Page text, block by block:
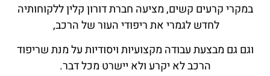
במקרי קרעים קשים, מציעה חברת דורון קלין ללקוחותיה
לחדש לגמרי את ריפודי העור של הרכב,
וגם גם מבצעת עבודה מקצועיות ויסודיות על מנת שריפוד
הרכב לא יקרע ולא יישרט מכל דבר.